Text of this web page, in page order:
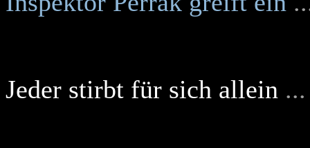
Jeder stirbt für sich allein